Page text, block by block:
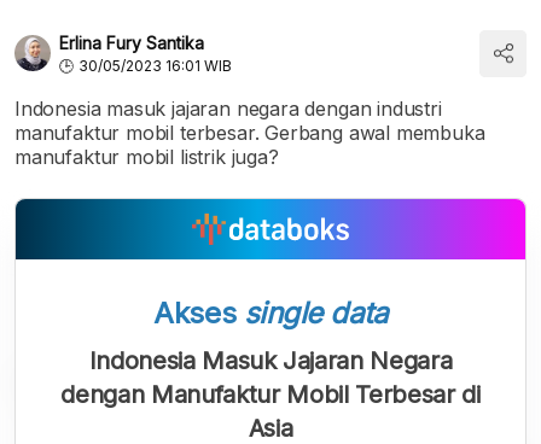
Erlina Fury Santika
30/05/2023 16:01 WIB
Indonesia masuk jajaran negara dengan industri
manufaktur mobil terbesar. Gerbang awal membuka
manufaktur mobil listrik juga?
Akses single data
Indonesia Masuk Jajaran Negara
dengan Manufaktur Mobil Terbesar di
Asia